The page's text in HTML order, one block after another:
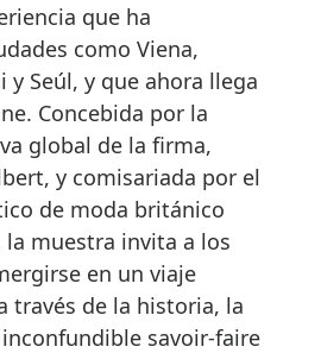
que ha
como Viena,
y Seúl, y que ahora llega
Concebida por la
global de la firma,
y comisariada por el
de moda británico
la muestra invita a los
en un viaje
través de la historia, la
savoir-faire